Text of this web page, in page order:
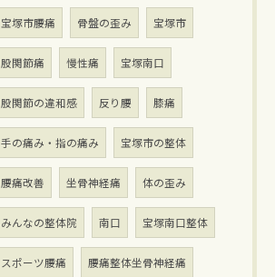
宝塚市腰痛 骨盤の歪み 宝塚市
股関節痛 慢性痛 宝塚南口
股関節の違和感 反り腰 膝痛
手の痛み・指の痛み 宝塚市の整体
腰痛改善 坐骨神経痛 体の歪み
みんなの整体院 南口 宝塚南口整体
スポーツ腰痛 腰痛整体坐骨神経痛